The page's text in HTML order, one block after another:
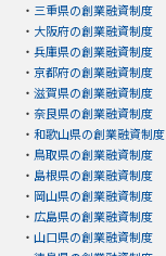
・ 三重県の創業融資制度
・ 大阪府の創業融資制度
・ 兵庫県の創業融資制度
・ 京都府の創業融資制度
・ 滋賀県の創業融資制度
・ 奈良県の創業融資制度
・ 和歌山県の創業融資制度
・ 鳥取県の創業融資制度
・ 島根県の創業融資制度
・ 岡山県の創業融資制度
・ 広島県の創業融資制度
・ 山口県の創業融資制度